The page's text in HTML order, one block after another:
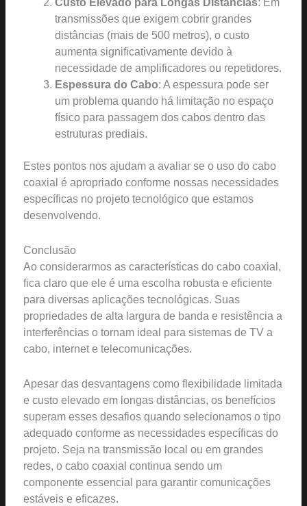
transmissões que exigem cobrir grandes
distâncias (mais de 500 metros), o custo
aumenta significativamente devido à
necessidade de amplificadores ou repetidores.
Espessura do Cabo: A espessura pode ser
um problema quando há limitação no espaço
físico para passagem dos cabos dentro das
estruturas prediais.
Estes pontos nos ajudam a avaliar se o uso do cabo
coaxial é apropriado conforme nossas necessidades
específicas no projeto tecnológico que estamos
desenvolvendo.
Conclusão
Ao considerarmos as características do cabo coaxial,
fica claro que ele é uma escolha robusta e eficiente
para diversas aplicações tecnológicas. Suas
propriedades de alta largura de banda e resistência a
interferências o tornam ideal para sistemas de TV a
cabo, internet e telecomunicações.
Apesar das desvantagens como flexibilidade limitada
e custo elevado em longas distâncias, os benefícios
superam esses desafios quando selecionamos o tipo
adequado conforme as necessidades específicas do
projeto. Seja na transmissão local ou em grandes
redes, o cabo coaxial continua sendo um
componente essencial para garantir comunicações
estáveis e eficazes.